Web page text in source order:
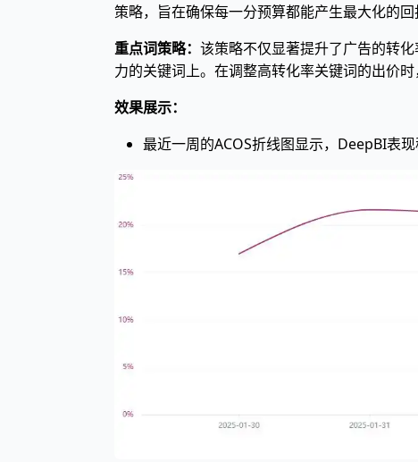
策略，旨在确保每一分预算都能产生最大化的
重点词策略： 该策略不仅显著提升了广告的转
力的关键词上。在调整高转化率关键词的出价
效果展示：
最近一周的ACOS折线图显示，DeepBI表现